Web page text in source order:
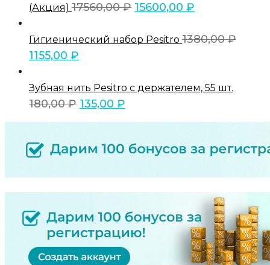
(Акция) 17560,00₽ 15600,00 ₽
Гигиенический набор Pesitro 1380,00₽
1155,00 ₽
Зубная нить Pesitro с держателем, 55 шт.
180,00₽ 135,00 ₽